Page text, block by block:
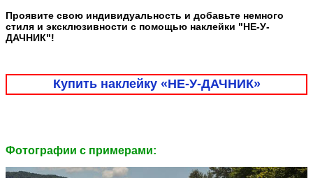
Проявите свою индивидуальность и добавьте немного
стиля и эксклюзивности с помощью наклейки "НЕ-У-
ДАЧНИК"!
Купить наклейку «НЕ-У-ДАЧНИК»
Фотографии c примерами: